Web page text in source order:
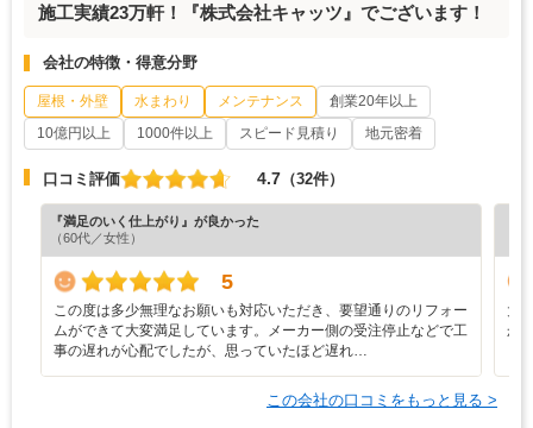
施工実績23万軒！『株式会社キャッツ』でございます！
会社の特徴・得意分野
屋根・外壁 水まわり メンテナンス
創業20年以上
10億円以上
1000件以上 スピード見積り 地元密着
口コミ評価 4.7 （32件）
『満足のいく仕上がり』が良かった
（60代／女性）
5
この度は多少無理なお願いも対応いただき、要望通りのリフォー
ムができて大変満足しています。メーカー側の受注停止などで工
事の遅れが心配でしたが、思っていたほど遅れ…
大
か
この会社の口コミをもっと見る >